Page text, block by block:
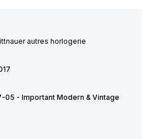
autres horlogerie
05 - Important Modern & Vintage